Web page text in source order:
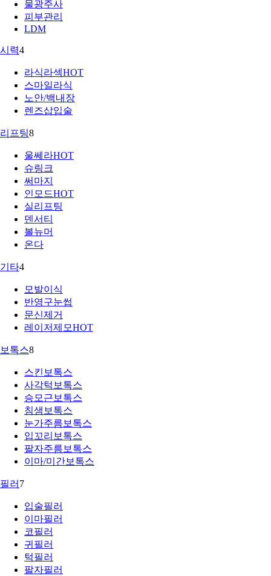
물광주사
피부관리
LDM
시력4
라식라섹HOT
스마일라식
노안/백내장
렌즈삽입술
리프팅8
울쎄라HOT
슈링크
써마지
인모드HOT
실리프팅
덴서티
볼뉴머
온다
기타4
모발이식
반영구눈썹
문신제거
레이저제모HOT
보톡스8
스킨보톡스
사각턱보톡스
승모근보톡스
침샘보톡스
눈가주름보톡스
입꼬리보톡스
팔자주름보톡스
이마/미간보톡스
필러 7
입술필러
이마필러
코필러
귀필러
턱필러
팔자필러